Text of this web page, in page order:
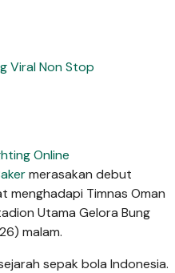
Viral Non Stop
Online
merasakan debut
menghadapi Timnas Oman
Utama Gelora Bung
malam.
sepak bola Indonesia.